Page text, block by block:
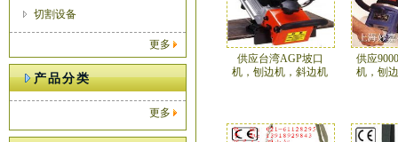
切割设备
更多
产品分类
更多
供应台湾AGP坡口
机，刨边机，斜边机
供应
机，刨